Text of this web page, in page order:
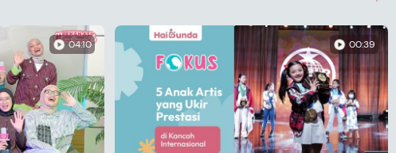
04:10 00:39